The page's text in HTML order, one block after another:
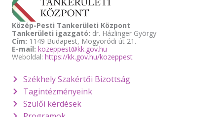
Közép-Pesti Tankerületi Központ
Tankerületi igazgató: dr. Házlinger György
Cím: 1149 Budapest, Mogyoródi út 21.
E-mail: kozeppest@kk.gov.hu
Weboldal: https://kk.gov.hu/kozeppest
Székhely Szakértői Bizottság
Tagintézményeink
Szülői kérdések